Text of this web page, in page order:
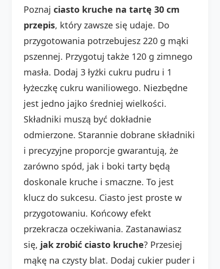
Poznaj ciasto kruche na tartę 30 cm
przepis, który zawsze się udaje. Do
przygotowania potrzebujesz 220 g mąki
pszennej. Przygotuj także 120 g zimnego
masła. Dodaj 3 łyżki cukru pudru i 1
łyżeczkę cukru waniliowego. Niezbędne
jest jedno jajko średniej wielkości.
Składniki muszą być dokładnie
odmierzone. Starannie dobrane składniki
i precyzyjne proporcje gwarantują, że
zarówno spód, jak i boki tarty będą
doskonale kruche i smaczne. To jest
klucz do sukcesu. Ciasto jest proste w
przygotowaniu. Końcowy efekt
przekracza oczekiwania. Zastanawiasz
się, jak zrobić ciasto kruche? Przesiej
mąkę na czysty blat. Dodaj cukier puder i